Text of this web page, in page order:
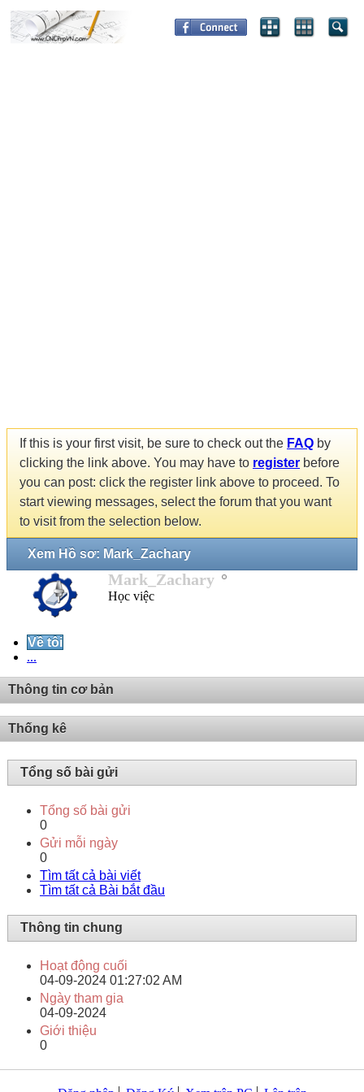
If this is your first visit, be sure to check out the FAQ by
clicking the link above. You may have to register before
you can post: click the register link above to proceed. To
start viewing messages, select the forum that you want
to visit from the selection below.
Xem Hồ sơ: Mark_Zachary
Mark_Zachary
Học việc
Về tôi
...
Thông tin cơ bản
Thống kê
Tổng số bài gửi
Tổng số bài gửi
0
Gửi mỗi ngày
0
Tìm tất cả bài viết
Tìm tất cả Bài bắt đầu
Thông tin chung
Hoạt động cuối
04-09-2024 01:27:02 AM
Ngày tham gia
04-09-2024
Giới thiệu
0